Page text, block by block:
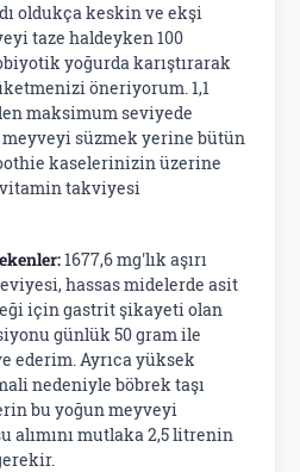
oldukça keskin ve ekşi
taze haldeyken 100
yoğurda karıştırarak
öneriyorum. 1,1
maksimum seviyede
meyveyi süzmek yerine bütün
kaselerinizin üzerine
takviyesi
1677,6 mg'lık aşırı
hassas midelerde asit
için gastrit şikayeti olan
günlük 50 gram ile
ederim. Ayrıca yüksek
nedeniyle böbrek taşı
bu yoğun meyveyi
mutlaka 2,5 litrenin